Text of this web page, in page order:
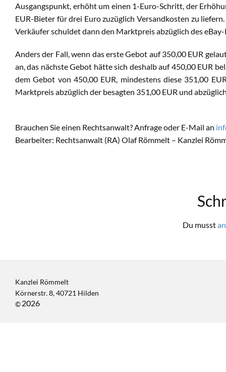
Ausgangspunkt, erhöht um einen 1-Euro-Schritt, der
EUR-Bieter für drei Euro zuzüglich Versandkosten zu
Verkäufer schuldet dann den Marktpreis abzüglich des
Anders der Fall, wenn das erste Gebot auf 350,00 EUR
an, das nächste Gebot hätte sich deshalb auf 450,00 EUR
dem Gebot von 450,00 EUR, mindestens diese 351,00
Marktpreis abzüglich der besagten 351,00 EUR und
Brauchen Sie einen Rechtsanwalt? Anfrage oder E-Mail an
Bearbeiter: Rechtsanwalt (RA) Olaf Römmelt – Kanzlei
Du musst
Kanzlei Römmelt
Körnerstr. 8, 40721 Hilden
©2026